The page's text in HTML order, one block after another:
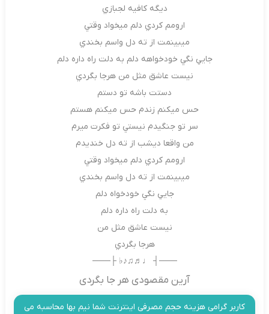
ديگه كافيه لجبازي
ارومم كردي دلم ميخواد وقتي
ميبينمت از ته دل واسم بخندي
جايي نگي خودخواهه دلم به دلت راه داره دلم
نيست عاشق مثل من هرجا بگردي
دستت باشه تو دستم
حس ميكنم زندم حس ميكنم هستم
سر تو جنگيدم نيستي تو فكرت ميرم
من واقعا ديشب از ته دل خنديدم
ارومم كردي دلم ميخواد وقتي
ميبينمت از ته دل واسم بخندي
جايي نگي خودخواه دلم
به دلت راه داره دلم
نيست عاشق مثل من
هرجا بگردي
───┤ ♩♬♫♪♭ ├───
آرین مقصودی هر جا بگردی
کاربر گرامی هزینه حجم مصرفی اینترنت شما نیم بها محاسبه می